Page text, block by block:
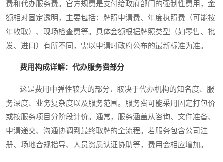
费和代办服务费。官方规费是支付给政府部门的强制性费用，金
额相对固定透明，主要包括：牌照申请费、年度执照费（可能按
年收取）、现场检查费等。具体金额根据牌照类型（如零售、批
发、进口）有所不同，需以申请时政府公布的最新标准为准。
费用构成详解：代办服务费部分
这是费用中弹性较大的部分，取决于代办机构的知名度、服
务深度、业务复杂度以及服务范围。服务费可能采用固定打包价
或按服务项目分阶段计价。通常，服务涵盖从咨询、文件准备、
申请递交、沟通协调到最终取牌的全流程。若服务包含公司注
册、场地合规指导、人员资质认证协助等，费用会相应增加。